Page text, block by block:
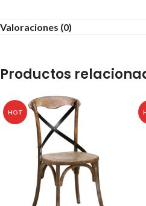
Valoraciones (0)
Productos
HOT